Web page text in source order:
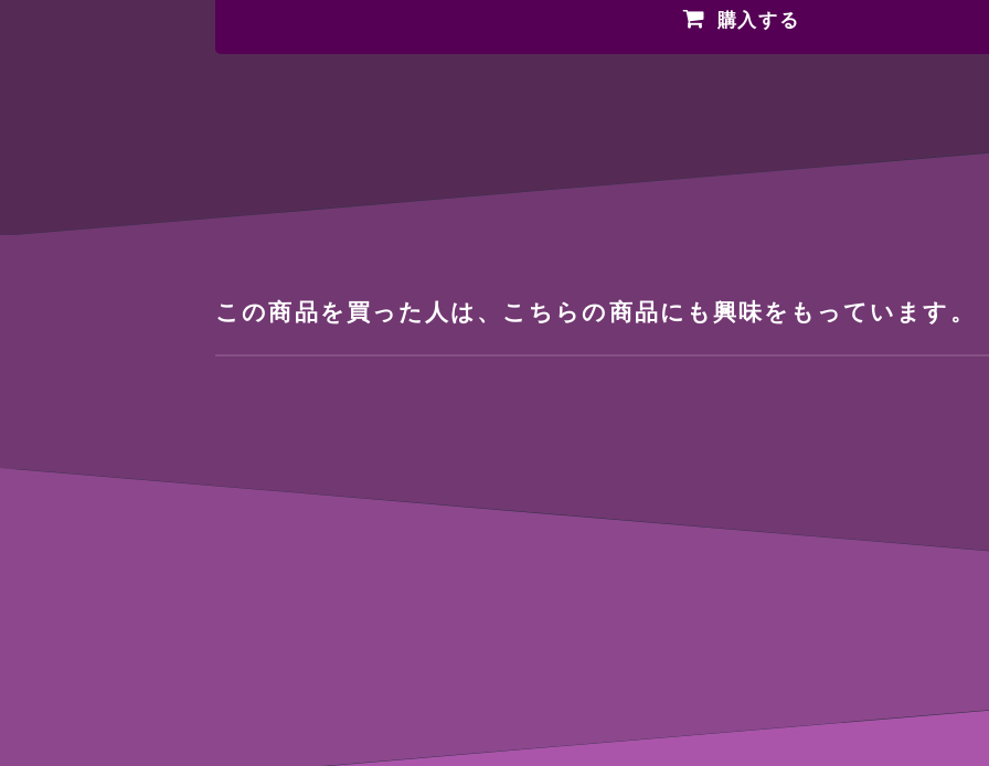
購入する
この商品を買った人は、こちらの商品にも興味をもっています。